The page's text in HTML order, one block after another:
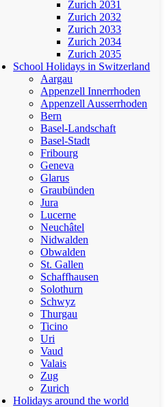
Zurich 2031
Zurich 2032
Zurich 2033
Zurich 2034
Zurich 2035
School Holidays in Switzerland
Aargau
Appenzell Innerrhoden
Appenzell Ausserrhoden
Bern
Basel-Landschaft
Basel-Stadt
Fribourg
Geneva
Glarus
Graubünden
Jura
Lucerne
Neuchâtel
Nidwalden
Obwalden
St. Gallen
Schaffhausen
Solothurn
Schwyz
Thurgau
Ticino
Uri
Vaud
Valais
Zug
Zurich
Holidays around the world